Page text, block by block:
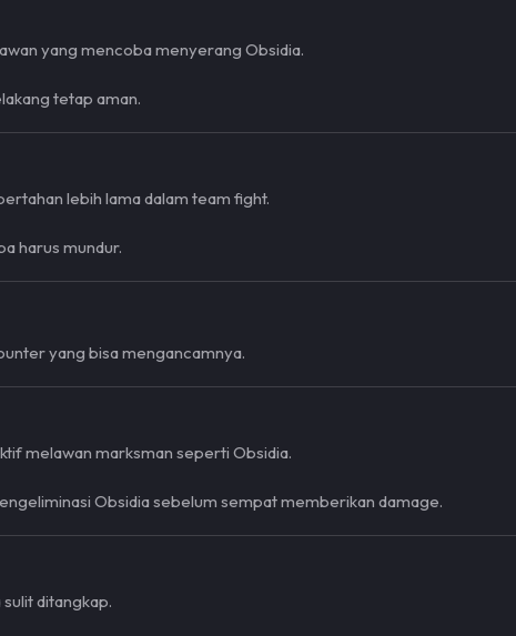
yang mencoba menyerang Obsidia.
tetap aman.
lebih lama dalam team fight.
harus mundur.
yang bisa mengancamnya.
melawan marksman seperti Obsidia.
Obsidia sebelum sempat memberikan damage.
ditangkap.